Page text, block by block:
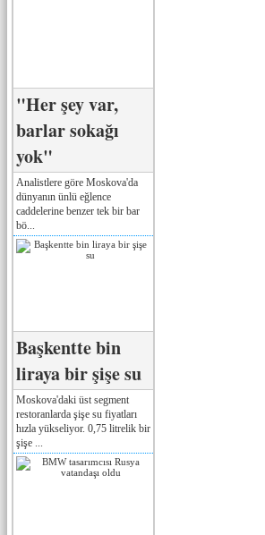
"Her şey var,
barlar sokağı
yok"
Analistlere göre Moskova'da
dünyanın ünlü eğlence
caddelerine benzer tek bir bar
bö...
Başkentte bin
liraya bir şişe su
Moskova'daki üst segment
restoranlarda şişe su fiyatları
hızla yükseliyor. 0,75 litrelik bir
şişe ...